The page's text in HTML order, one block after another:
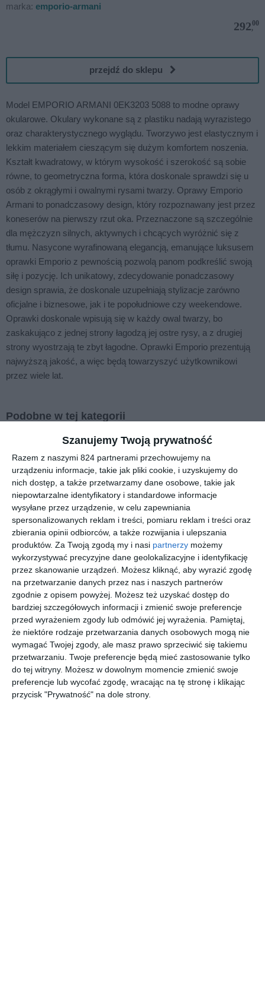
Szanujemy Twoją prywatność
Razem z naszymi 824 partnerami przechowujemy na
urządzeniu informacje, takie jak pliki cookie, i uzyskujemy do
nich dostęp, a także przetwarzamy dane osobowe, takie jak
niepowtarzalne identyfikatory i standardowe informacje
wysyłane przez urządzenie, w celu zapewniania
spersonalizowanych reklam i treści, pomiaru reklam i treści oraz
zbierania opinii odbiorców, a także rozwijania i ulepszania
produktów. Za Twoją zgodą my i nasi partnerzy możemy
wykorzystywać precyzyjne dane geolokalizacyjne i identyfikację
przez skanowanie urządzeń. Możesz kliknąć, aby wyrazić zgodę
na przetwarzanie danych przez nas i naszych partnerów
zgodnie z opisem powyżej. Możesz też uzyskać dostęp do
bardziej szczegółowych informacji i zmienić swoje preferencje
przed wyrażeniem zgody lub odmówić jej wyrażenia.
Pamiętaj,
że niektóre rodzaje przetwarzania danych osobowych mogą nie
wymagać Twojej zgody, ale masz prawo sprzeciwić się takiemu
przetwarzaniu. Twoje preferencje będą mieć zastosowanie tylko
do tej witryny. Możesz w dowolnym momencie zmienić swoje
preferencje lub wycofać zgodę, wracając na tę stronę i klikając
przycisk "Prywatność" na dole strony.
marka: emporio-armani
292,
00
przejdź do sklepu
Model EMPORIO ARMANI 0EK3203 5088 to modne oprawy
okularowe. Okulary wykonane są z plastiku nadają wyrazistego
oraz charakterystycznego wyglądu. Tworzywo jest elastycznym i
lekkim materiałem cieszącym się dużym komfortem noszenia.
Kształt kwadratowy, w którym wysokość i szerokość są sobie
równe, to geometryczna forma, która doskonale sprawdzi się u
osób z okrągłymi i owalnymi rysami twarzy. Oprawy Emporio
Armani to ponadczasowy design, który rozpoznawany jest przez
koneserów na pierwszy rzut oka. Przeznaczone są szczególnie
dla mężczyzn silnych, aktywnych i chcących wyróżnić się z
tłumu. Nasycone wyrafinowaną elegancją, emanujące luksusem
oprawki Emporio z pewnością pozwolą panom podkreślić swoją
siłę i pozycję. Ich unikatowy, zdecydowanie ponadczasowy
design sprawia, że doskonale uzupełniają stylizacje zarówno
oficjalne i biznesowe, jak i te popołudniowe czy weekendowe.
Oprawki doskonale wpisują się w każdy owal twarzy, bo
zaskakująco z jednej strony łagodzą jej ostre rysy, a z drugiej
strony wyostrzają te zbyt łagodne. Oprawki Emporio prezentują
najwyższą jakość, a więc będą towarzyszyć użytkownikowi
przez wiele lat.
Podobne w tej kategorii
FENDI
FE50002I
54052
932,
00
przejdź do
sklepu
BURBERRY
0BE2410
4122
999 ,
00
przejdź do
sklepu
UNOFFICIA
L 0UO2182
003
279 ,
30
przejdź do
sklepu
DOLCE &
5021.069,
00
sklepu
NIKE NIKE
5038 6
51500
przejdź do
sklepu
UNOFFICIA
L 0UJ3011
002
13930
przejdź do
sklepu
MAX MARA
MM5185
001
79030
przejdź do
RAY BAN
0RX5442D
2012
55600
przejdź do